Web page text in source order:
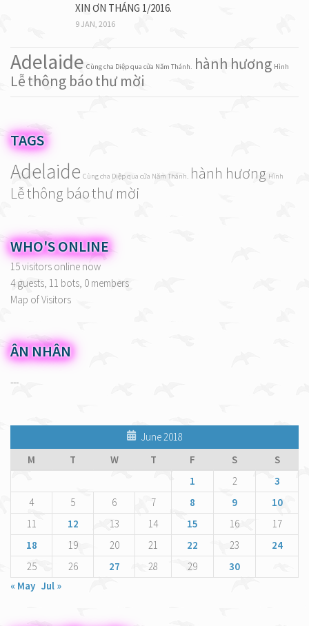
XIN ƠN THÁNG 1/2016.
9 JAN, 2016
Adelaide Cùng cha Diệp qua cửa Năm Thánh. hành hương Hình
Lễthông báothư mời
TAGS
Adelaide Cùng cha Diệp qua cửa Năm Thánh. hành hương Hình
Lễthông báothư mời
WHO'S ONLINE
15 visitors online now
4 guests, 11 bots, 0 members
Map of Visitors
ÂN NHÂN
---
June 2018
M
T W T F S
S
1
2
3
4
5 6 7 8 9
10
11
12 13 14 15 16
17
18
19 20 21 22 23
24
25
26 27 28 29
30
« May Jul »